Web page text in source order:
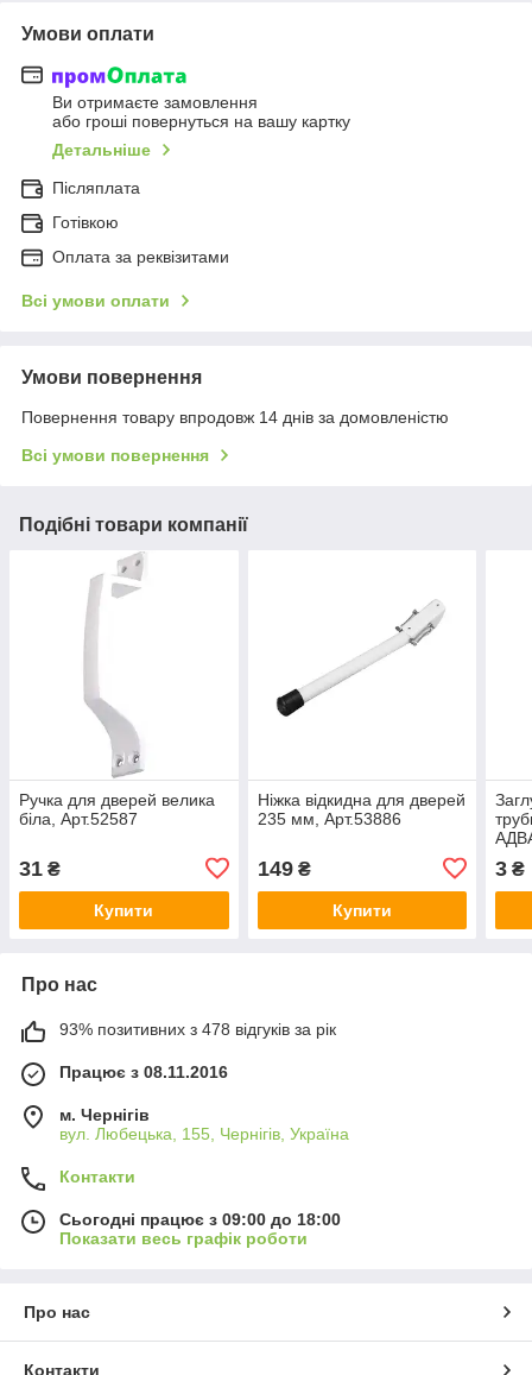
Умови оплати
Ви отримаєте замовлення
або гроші повернуться на вашу картку
Детальніше
Післяплата
Готівкою
Оплата за реквізитами
Всі умови оплати
Умови повернення
Повернення товару впродовж 14 днів за домовленістю
Всі умови повернення
Подібні товари компанії
Ручка для дверей велика
біла, Арт.52587
31 ₴
Купити
Ніжка відкидна для дверей
235 мм, Арт.53886
149₴
Купити
3 ₴
Про нас
93% позитивних з 478 відгуків за рік
Працює з 08.11.2016
м. Чернігів
вул. Любецька, 155, Чернігів, Україна
Контакти
Сьогодні працює з 09:00 до 18:00
Показати весь графік роботи
Про нас
Контакти